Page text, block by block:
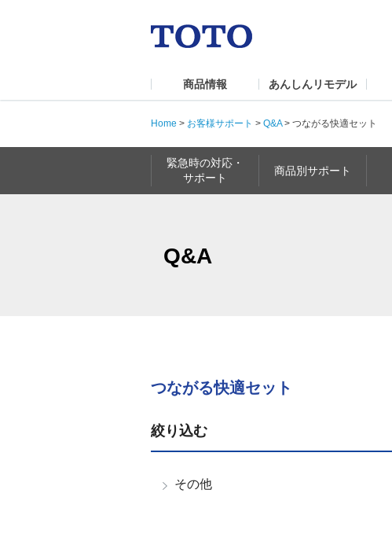
商品情報 あんしんリモデル
Home > お客様サポート > Q&A> つながる快適セット
緊急時の対応・
サポート
商品別サポート
Q&A
つながる快適セット
絞り込む
その他